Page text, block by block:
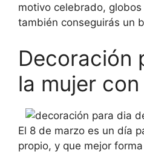
motivo celebrado,
también conseguirás un
Decoración
la mujer
El 8 de marzo es un día
propio, y que mejor